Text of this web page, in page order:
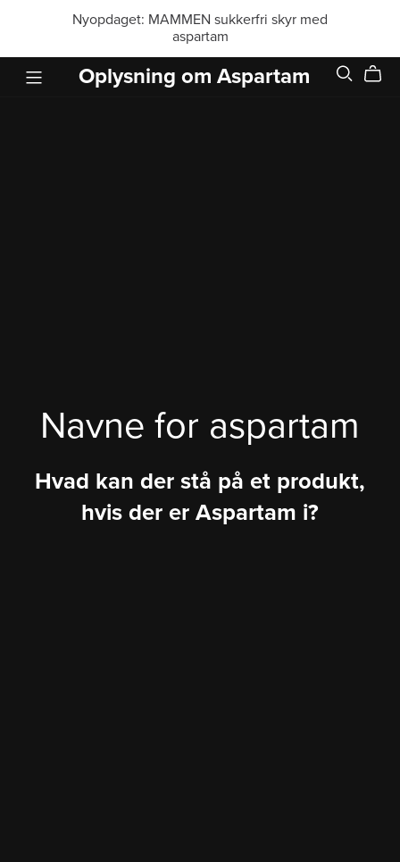
Nyopdaget: MAMMEN sukkerfri skyr med
aspartam
Oplysning om Aspartam
Navne for aspartam
Hvad kan der stå på et produkt,
hvis der er Aspartam i?